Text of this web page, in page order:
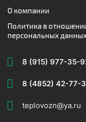
О компании
Политика в
персональных
8 (915) 977-35-
8 (4852) 42-77-
teplovozn@ya.ru